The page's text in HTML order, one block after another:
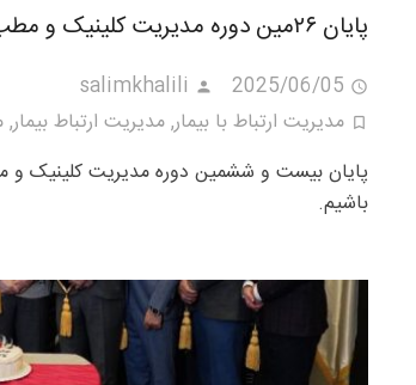
پایان ۲۶مین دوره مدیریت کلینیک و مطب
2025/06/05
salimkhalili
مدیریت ارتباط با بیمار,مدیریت ارتباط بیمار,
پایان بیست و ششمین دوره مدیریت کلینیک و
باشیم.